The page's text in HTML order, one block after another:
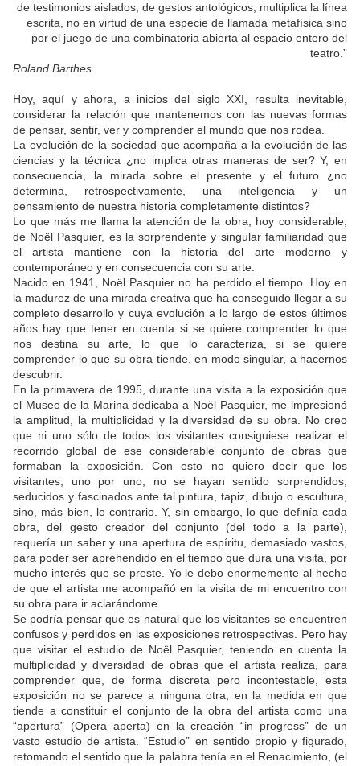
de testimonios aislados, de gestos antológicos, multiplica la línea
escrita, no en virtud de una especie de llamada metafísica sino
por el juego de una combinatoria abierta al espacio entero del
teatro.”
Roland Barthes
Hoy, aquí y ahora, a inicios del siglo XXI, resulta inevitable,
considerar la relación que mantenemos con las nuevas formas
de pensar, sentir, ver y comprender el mundo que nos rodea.
La evolución de la sociedad que acompaña a la evolución de las
ciencias y la técnica ¿no implica otras maneras de ser? Y, en
consecuencia, la mirada sobre el presente y el futuro ¿no
determina, retrospectivamente, una inteligencia y un
pensamiento de nuestra historia completamente distintos?
Lo que más me llama la atención de la obra, hoy considerable,
de Noël Pasquier, es la sorprendente y singular familiaridad que
el artista mantiene con la historia del arte moderno y
contemporáneo y en consecuencia con su arte.
Nacido en 1941, Noël Pasquier no ha perdido el tiempo. Hoy en
la madurez de una mirada creativa que ha conseguido llegar a su
completo desarrollo y cuya evolución a lo largo de estos últimos
años hay que tener en cuenta si se quiere comprender lo que
nos destina su arte, lo que lo caracteriza, si se quiere
comprender lo que su obra tiende, en modo singular, a hacernos
descubrir.
En la primavera de 1995, durante una visita a la exposición que
el Museo de la Marina dedicaba a Noël Pasquier, me impresionó
la amplitud, la multiplicidad y la diversidad de su obra. No creo
que ni uno sólo de todos los visitantes consiguiese realizar el
recorrido global de ese considerable conjunto de obras que
formaban la exposición. Con esto no quiero decir que los
visitantes, uno por uno, no se hayan sentido sorprendidos,
seducidos y fascinados ante tal pintura, tapiz, dibujo o escultura,
sino, más bien, lo contrario. Y, sin embargo, lo que definía cada
obra, del gesto creador del conjunto (del todo a la parte),
requería un saber y una apertura de espíritu, demasiado vastos,
para poder ser aprehendido en el tiempo que dura una visita, por
mucho interés que se preste. Yo le debo enormemente al hecho
de que el artista me acompañó en la visita de mi encuentro con
su obra para ir aclarándome.
Se podría pensar que es natural que los visitantes se encuentren
confusos y perdidos en las exposiciones retrospectivas. Pero hay
que visitar el estudio de Noël Pasquier, teniendo en cuenta la
multiplicidad y diversidad de obras que el artista realiza, para
comprender que, de forma discreta pero incontestable, esta
exposición no se parece a ninguna otra, en la medida en que
tiende a constituir el conjunto de la obra del artista como una
“apertura” (Opera aperta) en la creación “in progress” de un
vasto estudio de artista. “Estudio” en sentido propio y figurado,
retomando el sentido que la palabra tenía en el Renacimiento, (el